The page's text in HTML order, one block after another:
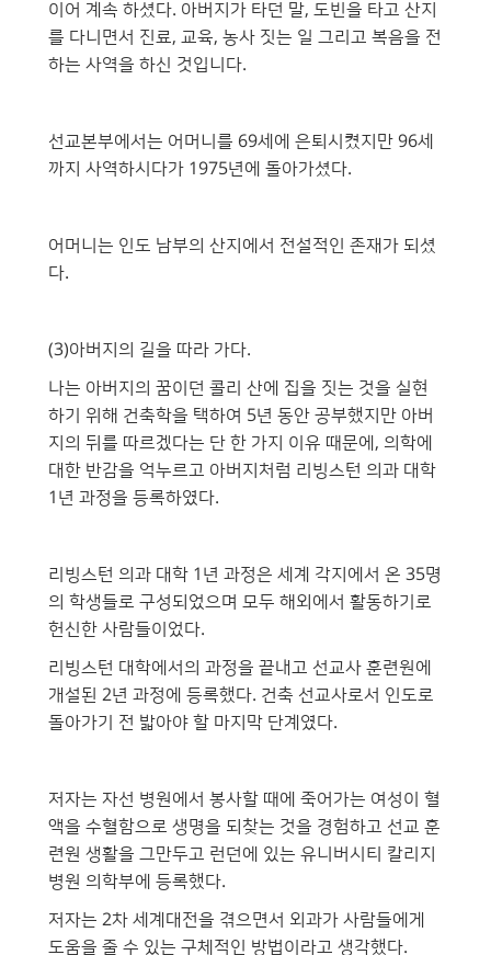
이어 계속 하셨다. 아버지가 타던 말, 도빈을 타고 산지
를 다니면서 진료, 교육, 농사 짓는 일 그리고 복음을 전
하는 사역을 하신 것입니다.
선교본부에서는 어머니를 69세에 은퇴시켰지만 96세
까지 사역하시다가 1975년에 돌아가셨다.
어머니는 인도 남부의 산지에서 전설적인 존재가 되셨
다.
(3)아버지의 길을 따라 가다.
나는 아버지의 꿈이던 콜리 산에 집을 짓는 것을 실현
하기 위해 건축학을 택하여 5년 동안 공부했지만 아버
지의 뒤를 따르겠다는 단 한 가지 이유 때문에, 의학에
대한 반감을 억누르고 아버지처럼 리빙스턴 의과 대학
1년 과정을 등록하였다.
리빙스턴 의과 대학 1년 과정은 세계 각지에서 온 35명
의 학생들로 구성되었으며 모두 해외에서 활동하기로
헌신한 사람들이었다.
리빙스턴 대학에서의 과정을 끝내고 선교사 훈련원에
개설된 2년 과정에 등록했다. 건축 선교사로서 인도로
돌아가기 전 밟아야 할 마지막 단계였다.
저자는 자선 병원에서 봉사할 때에 죽어가는 여성이 혈
액을 수혈함으로 생명을 되찾는 것을 경험하고 선교 훈
련원 생활을 그만두고 런던에 있는 유니버시티 칼리지
병원 의학부에 등록했다.
저자는 2차 세계대전을 겪으면서 외과가 사람들에게
도움을 줄 수 있는 구체적인 방법이라고 생각했다.